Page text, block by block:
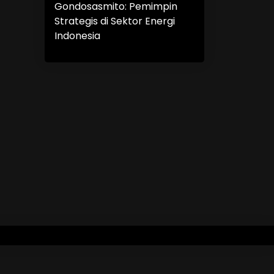
Gondosasmito: Pemimpin
Strategis di Sektor Energi
Indonesia